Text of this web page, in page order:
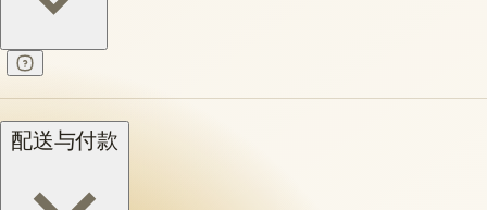
配送与付款